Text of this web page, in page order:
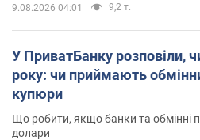
9.08.2026 04:01 9,2 т.
У ПриватБанку розповіли,
року: чи приймають
купюри
Що робити, якщо банки та обмінні
долари